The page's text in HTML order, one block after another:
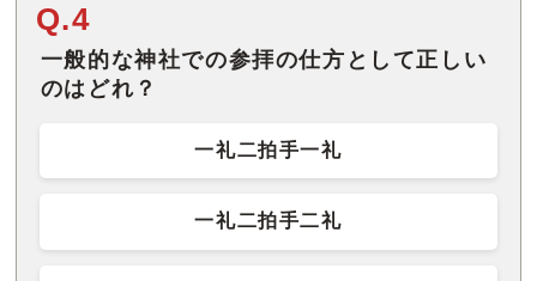
Q.4
一般的な神社での参拝の仕方として正しい
のはどれ？
一礼二拍手一礼
一礼二拍手二礼